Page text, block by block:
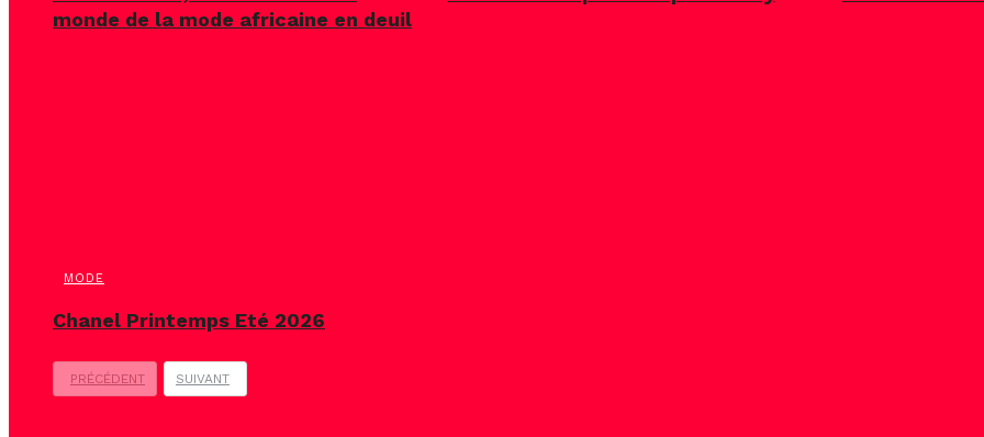
monde de la mode africaine en deuil
MODE
Chanel Printemps Eté 2026
PRÉCÉDENT SUIVANT